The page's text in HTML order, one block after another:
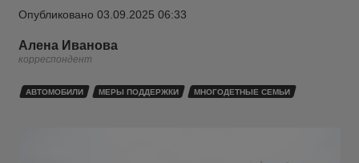
Опубликовано 03.09.2025 06:33
Алена Иванова
корреспондент
АВТОМОБИЛИ МЕРЫ ПОДДЕРЖКИ МНОГОДЕТНЫЕ СЕМЬИ